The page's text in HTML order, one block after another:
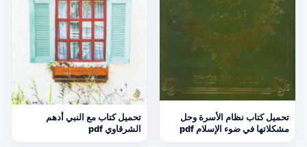
تحميل كتاب نظام الأسرة وحل
مشكلاتها في ضوء الإسلام pdf
تحميل كتاب مع النبي أدهم
الشرقاوي pdf